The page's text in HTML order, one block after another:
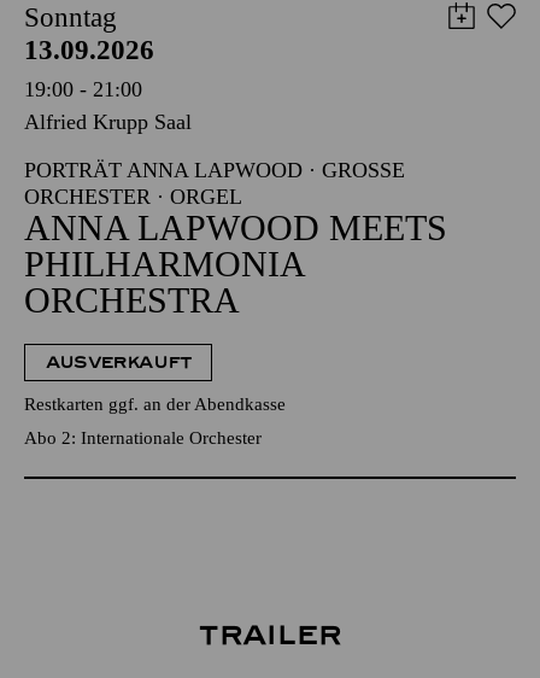
Sonntag
13.09.2026
19:00 - 21:00
Alfried Krupp Saal
PORTRÄT ANNA LAPWOOD · GROSSE O
RCHESTER · ORGEL
ANNA LAPWOOD MEETS
PHILHARMONIA
ORCHESTRA
AUSVERKAUFT
Restkarten ggf. an der Abendkasse
Abo 2: Internationale Orchester
Trailer